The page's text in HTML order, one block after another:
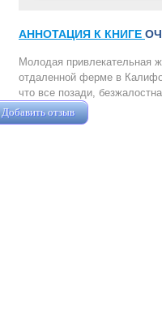
АННОТАЦИЯ К КНИГЕ
Молодая привлекательная
отдаленной ферме в
что все позади,
Добавить отзыв